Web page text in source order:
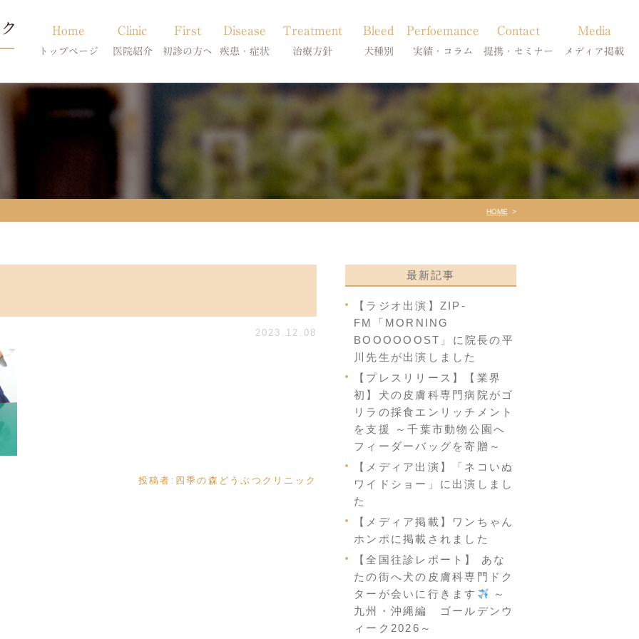
Home
トップページ
Clinic
医院紹介
当院のご紹介
First
初診の方へ
Disease
疾患・症状
アトピー・アレルギー
膿皮症・脂漏症
脱毛症・アロペシアX
Treatment
治療方針
皮膚科特別診療
スキンケア療法
Bleed
犬種別
柴犬の皮膚病
シーズーの皮膚病
フレンチブルドッグの皮膚病
Perfoemance
実績・コラム
犬種別
症状別
Contact
提携・セミナー
診療提携・セミナー開催
Media
メディア掲載
メディア掲載
HOME
2023.12.08
投稿者: 四季の森どうぶつクリニック
最新記事
【ラジオ出演】ZIP-
FM「MORNING
BOOOOOOST」に院長の平
川先生が出演しました
【プレスリリース】【業界
初】犬の皮膚科専門病院がゴ
リラの採食エンリッチメント
を支援 ～千葉市動物公園へ
フィーダーバッグを寄贈～
【メディア出演】「ネコいぬ
ワイドショー」に出演しまし
た
【メディア掲載】ワンちゃん
ホンポに掲載されました
【全国往診レポート】 あな
たの街へ犬の皮膚科専門ドク
ターが会いに行きます
～
九州・沖縄編 ゴールデンウ
ィーク2026～